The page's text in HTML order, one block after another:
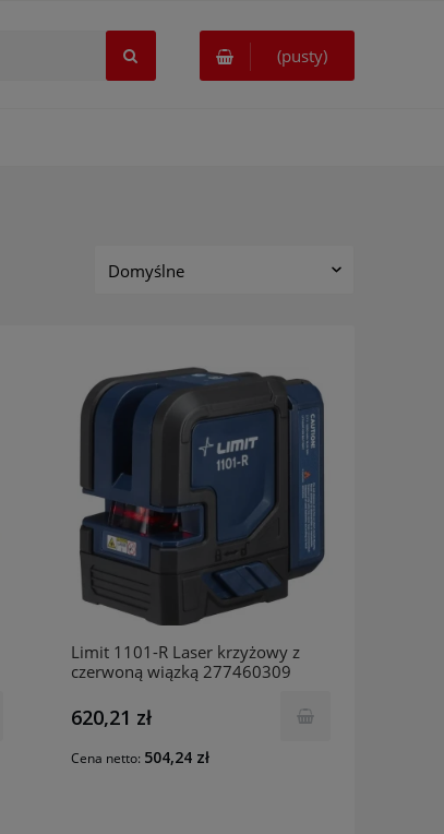
(pusty)
Limit 1101-R Laser krzyżowy z
czerwoną wiązką 277460309
620,21 zł
Cena netto: 504,24 zł